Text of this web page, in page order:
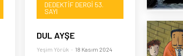
DEDEKTIF DERGI 53.
SAYI
DUL AYŞE
Yeşim Yörük - 18 Kasım 2024